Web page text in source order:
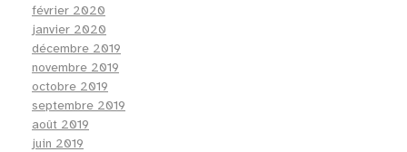
février 2020
janvier 2020
décembre 2019
novembre 2019
octobre 2019
septembre 2019
août 2019
juin 2019